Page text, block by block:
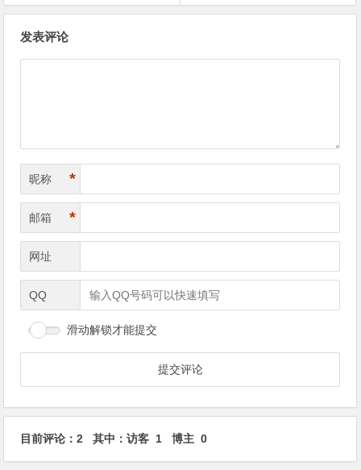
发表评论
昵称 *
邮箱 *
网址
QQ
滑动解锁才能提交
目前评论：2 其中：访客 1 博主 0